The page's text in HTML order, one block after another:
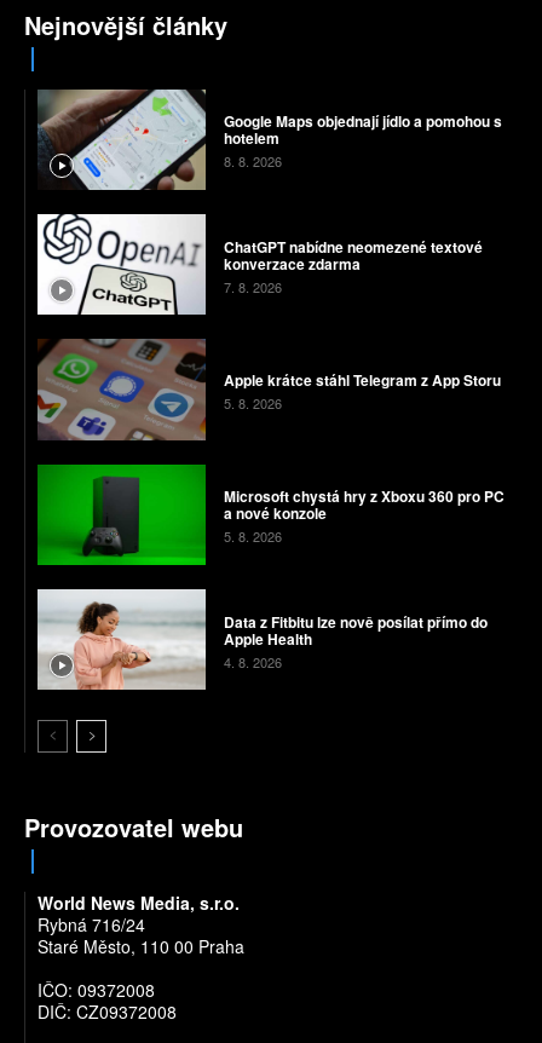
Nejnovější články
Google Maps objednají jídlo a pomohou s
hotelem
8. 8. 2026
ChatGPT nabídne neomezené textové
konverzace zdarma
7. 8. 2026
Apple krátce stáhl Telegram z App Storu
5. 8. 2026
Microsoft chystá hry z Xboxu 360 pro PC
a nové konzole
5. 8. 2026
Data z Fitbitu lze nově posílat přímo do
Apple Health
4. 8. 2026
Provozovatel webu
World News Media, s.r.o.
Rybná 716/24
Staré Město, 110 00 Praha
IČO: 09372008
DIČ: CZ09372008